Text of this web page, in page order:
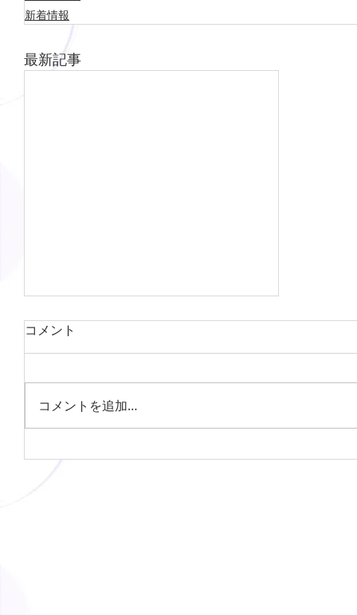
新着情報
最新記事
《貸アパート》伊那市美篶青島２
コメント
コメントを追加…